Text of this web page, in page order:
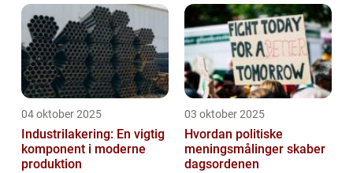
04 oktober 2025
Industrilakering: En vigtig
komponent i moderne
produktion
03 oktober 2025
Hvordan politiske
meningsmålinger skaber
dagsordenen